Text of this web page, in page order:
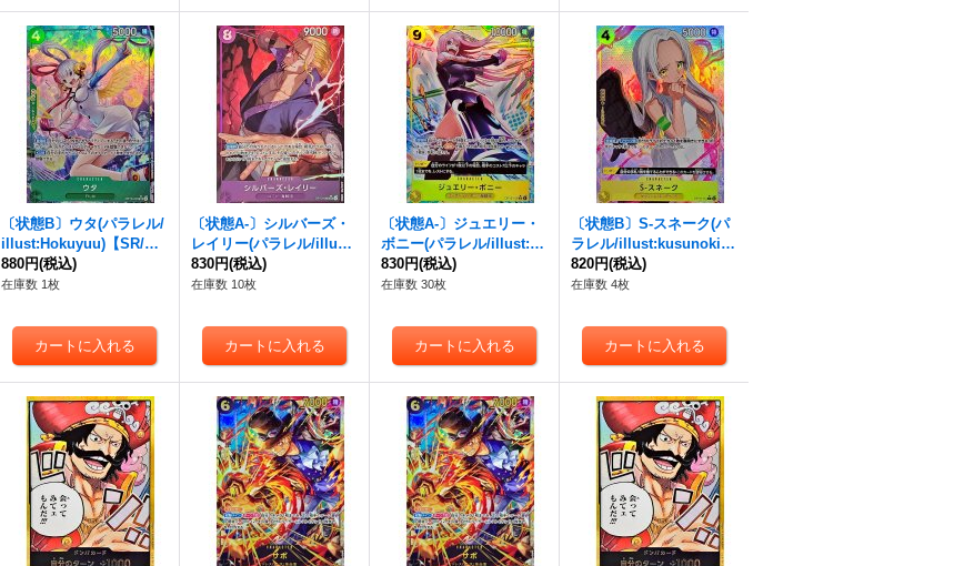
〔状態B〕ウタ(パラレル/
illust:Hokuyuu)【SR/
P】{OP13-023}
880円(税込)
在庫数 1枚
〔状態A-〕シルバーズ・
レイリー(パラレル/illust:
lack)【SR/P】{OP13-06
6}
830円(税込)
在庫数 10枚
〔状態A-〕ジュエリー・
ボニー(パラレル/illust:Ry
uda)【SR/P】{OP13-10
8}
830円(税込)
在庫数 30枚
〔状態B〕S-スネーク(パ
ラレル/illust:kusunoki h
arui)【R/P】{OP13-114}
820円(税込)
在庫数 4枚